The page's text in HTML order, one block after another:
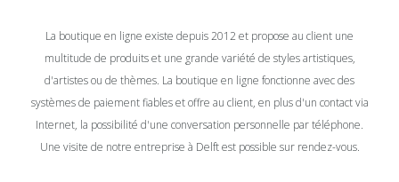
La boutique en ligne existe depuis 2012 et propose au client une
multitude de produits et une grande variété de styles artistiques,
d'artistes ou de thèmes. La boutique en ligne fonctionne avec des
systèmes de paiement fiables et offre au client, en plus d'un contact via
Internet, la possibilité d'une conversation personnelle par téléphone.
Une visite de notre entreprise à Delft est possible sur rendez-vous.